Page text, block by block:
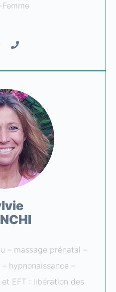
– massage prénatal –
hypnonaissance –
EFT : libération des